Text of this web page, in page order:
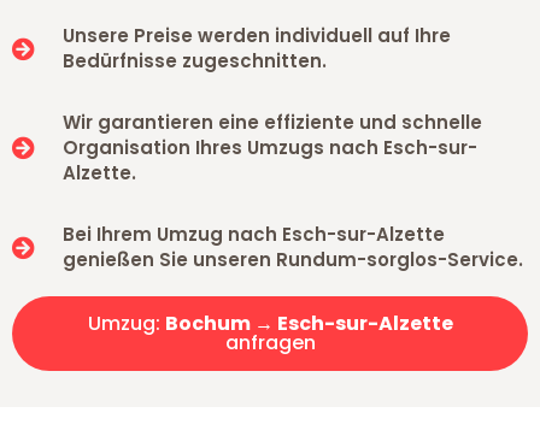
Unsere Preise werden individuell auf Ihre
Bedürfnisse zugeschnitten.
Wir garantieren eine effiziente und schnelle
Organisation Ihres Umzugs nach Esch-sur-
Alzette.
Bei Ihrem Umzug nach Esch-sur-Alzette
genießen Sie unseren Rundum-sorglos-Service.
Umzug: Bochum → Esch-sur-Alzette
anfragen